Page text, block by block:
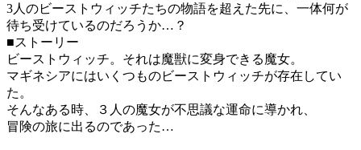
3人のビーストウィッチたちの物語を超えた先に、一体何が
待ち受けているのだろうか…？
■ストーリー
ビーストウィッチ。それは魔獣に変身できる魔女。
マギネシアにはいくつものビーストウィッチが存在してい
た。
そんなある時、３人の魔女が不思議な運命に導かれ、
冒険の旅に出るのであった…